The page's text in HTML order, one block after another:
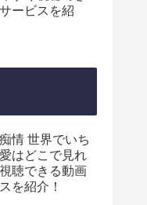
ービスを紹
情 世界でいち
はどこで見れ
聴できる動画
を紹介！